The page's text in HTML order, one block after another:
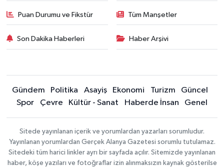
Puan Durumu ve Fikstür Tüm Manşetler
Son Dakika Haberleri Haber Arşivi
Gündem Politika Asayiş Ekonomi Turizm
Güncel
Spor
Çevre Kültür - Sanat Haberde İnsan Genel
Sitede yayınlanan içerik ve yorumlardan yazarları sorumludur.
Yayınlanan yorumlardan Gerçek Alanya Gazetesi sorumlu tutulamaz.
Sitedeki tüm harici linkler ayrı bir sayfada açılır. Sitemizde yayınlanan
haber, köşe yazıları ve fotoğraflar izin alınmaksızın kaynak gösterilse